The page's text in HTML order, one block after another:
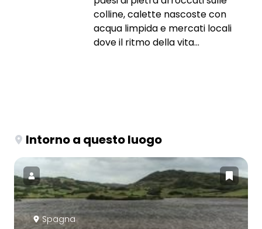
colline, calette nascoste con
acqua limpida e mercati locali
dove il ritmo della vita...
Intorno a questo luogo
Spagna